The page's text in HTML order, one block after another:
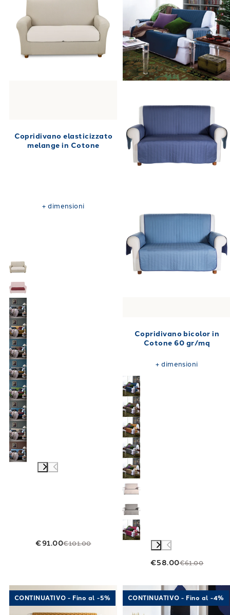
Copridivano elasticizzato
melange in Cotone
€91.00€101.00
+dimensioni
Copridivano bicolor in
Cotone 60 gr/mq
€58.00€61.00
+dimensioni
Link to "Copridivano Modern Salvadivano
CONTINUATIVO - Fino al -5%
Link to "
CONTINUATIVO - Fino al -4%